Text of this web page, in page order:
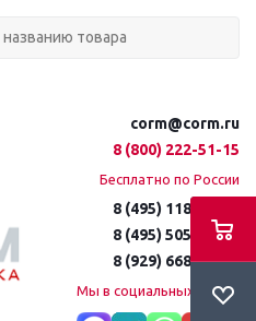
corm@corm.ru
8 (800) 222-51-15
Бесплатно по России
8 (495) 118-61-16
8 (495) 505-51-15
8 (929) 668-95-35
Мы в социальных сетях: